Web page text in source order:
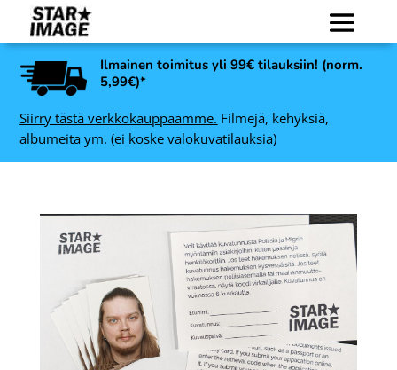
Ilmainen toimitus yli 99€ tilauksiin! (norm.
5,99€)*
Siirry tästä verkkokauppaamme. Filmejä, kehyksiä,
albumeita ym. (ei koske valokuvatilauksia)